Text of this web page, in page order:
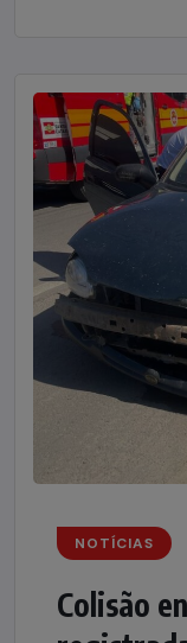
NOTÍCIAS
Colisão